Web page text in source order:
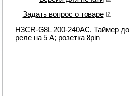
Задать вопрос о товаре
H3CR-G8L 200-240AC. Таймер до
реле на 5 A; розетка 8pin